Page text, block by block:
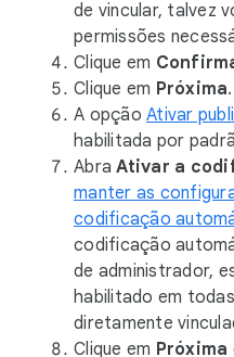
de vincular, talvez
permissões
Clique em
Clique em Próxima.
A opção Ativar
habilitada por
AbraAtivar a
manter as
codificação
codificação
de administrador,
habilitado em
diretamente
Clique em Próxima